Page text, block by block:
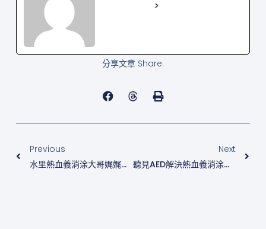
分享文章 Share:
Previous
水里熱血義消涂大哥娓娓道來，因為爸爸的關係，他將遺憾轉變成大愛，開始積極地參救援行動。
Next
聽見AED解決熱血義消涂大哥收不到急救訊息的困擾，